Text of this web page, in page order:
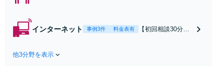
れたら、サインす
インターネット 事例3件 料金表有
【初回相談30分無
他3分野を表示